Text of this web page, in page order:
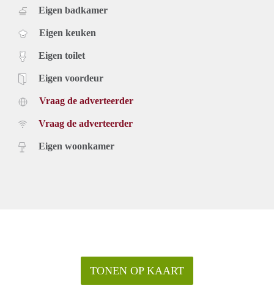
Eigen badkamer
Eigen keuken
Eigen toilet
Eigen voordeur
Vraag de adverteerder
Vraag de adverteerder
Eigen woonkamer
TONEN OP KAART